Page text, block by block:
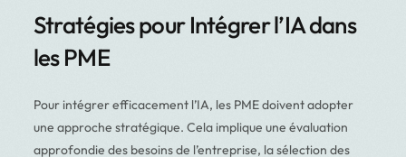
Stratégies pour Intégrer l’IA dans
les PME
Pour intégrer efficacement l’IA, les PME doivent adopter
une approche stratégique. Cela implique une évaluation
approfondie des besoins de l’entreprise, la sélection des